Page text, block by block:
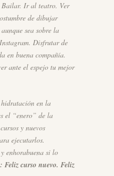
Bailar. Ir al teatro. Ver
de dibujar
sea sobre la
Disfrutar de
en buena compañía.
ante el espejo tu mejor
hidratación en la
el “enero” de la
y nuevos
ejecutarlos.
enhorabuena si lo
Feliz curso nuevo. Feliz